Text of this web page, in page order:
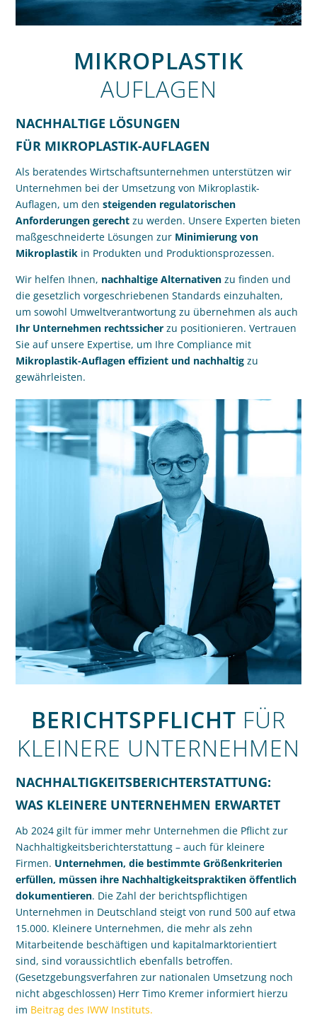
MIKROPLASTIK
AUFLAGEN
NACHHALTIGE LÖSUNGEN
FÜR MIKROPLASTIK-AUFLAGEN
Als beratendes Wirtschaftsunternehmen unterstützen wir
Unternehmen bei der Umsetzung von Mikroplastik-
Auflagen, um densteigenden regulatorischen
Anforderungen gerecht zu werden. Unsere Experten bieten
maßgeschneiderte Lösungen zur Minimierung von
Mikroplastik in Produkten und Produktionsprozessen.
Wir helfen Ihnen, nachhaltige Alternativen zu finden und
die gesetzlich vorgeschriebenen Standards einzuhalten,
um sowohl Umweltverantwortung zu übernehmen als auch
Ihr Unternehmen rechtssicher zu positionieren. Vertrauen
Sie auf unsere Expertise, um Ihre Compliance mit
Mikroplastik-Auflagen effizient und nachhaltig zu
gewährleisten.
BERICHTSPFLICHT FÜR
KLEINERE UNTERNEHMEN
NACHHALTIGKEITSBERICHTERSTATTUNG:
WAS KLEINERE UNTERNEHMEN ERWARTET
Ab 2024 gilt für immer mehr Unternehmen die Pflicht zur
Nachhaltigkeits­bericht­erstattung – auch für kleinere
Firmen. Unternehmen, die bestimmte Größenkriterien
erfüllen, müssen ihre Nachhaltigkeits­praktiken öffentlich
dokumentieren. Die Zahl der berichtspflichtigen
Unternehmen in Deutschland steigt von rund 500 auf etwa
15.000. Kleinere Unternehmen, die mehr als zehn
Mitarbeitende beschäftigen und kapitalmarktorientiert
sind, sind voraussichtlich ebenfalls betroffen.
(Gesetzgebungsverfahren zur nationalen Umsetzung noch
nicht abgeschlossen) Herr Timo Kremer informiert hierzu
im Beitrag des IWW Instituts.